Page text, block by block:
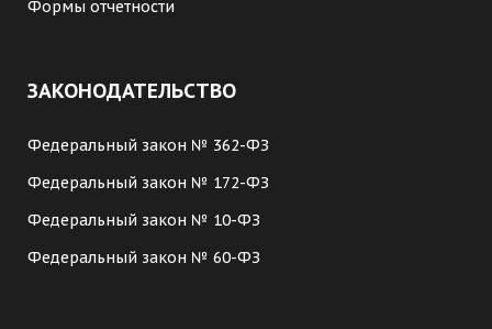
Формы отчетности
ЗАКОНОДАТЕЛЬСТВО
Федеральный закон № 362-ФЗ
Федеральный закон № 172-ФЗ
Федеральный закон № 10-ФЗ
Федеральный закон № 60-ФЗ